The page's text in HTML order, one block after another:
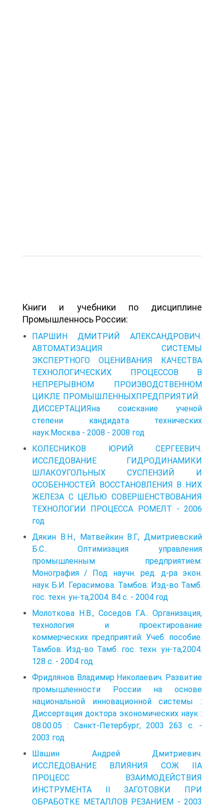
Книги и учебники по дисциплине
Промышленнось России:
ПАРШИН ДМИТРИЙ АЛЕКСАНДРОВИЧ.
АВТОМАТИЗАЦИЯ СИСТЕМЫ
ЭКСПЕРТНОГО ОЦЕНИВАНИЯ КАЧЕСТВА
ТЕХНОЛОГИЧЕСКИХ ПРОЦЕССОВ В
НЕПРЕРЫВНОМ ПРОИЗВОДСТВЕННОМ
ЦИКЛЕ ПРОМЫШЛЕННЫХПРЕДПРИЯТИЙ.
ДИССЕРТАЦИЯна соискание ученой
степени кандидата технических
наук.Москва - 2008 - 2008 год
КОЛЕСНИКОВ ЮРИЙ СЕРГЕЕВИЧ.
ИССЛЕДОВАНИЕ ГИДРОДИНАМИКИ
ШЛАКОУГОЛЬНЫХ СУСПЕНЗИЙ И
ОСОБЕННОСТЕЙ ВОССТАНОВЛЕНИЯ В НИХ
ЖЕЛЕЗА С ЦЕЛЬЮ СОВЕРШЕНСТВОВАНИЯ
ТЕХНОЛОГИИ ПРОЦЕССА РОМЕЛТ - 2006
год
Дякин В.Н., Матвейкин В.Г., Дмитриевский
Б.С.. Оптимизация управления
промышленным предприятием:
Монография / Под научн. ред. д-ра экон.
наук Б.И. Герасимова. Тамбов: Изд-во Тамб.
гос. техн. ун-та,2004. 84 с. - 2004 год
Молоткова Н.В., Соседов Г.А.. Организация,
технология и проектирование
коммерческих предприятий: Учеб. пособие.
Тамбов: Изд-во Тамб. гос. техн. ун-та,2004.
128 с. - 2004 год
Фридлянов Владимир Николаевич. Развитие
промышленности России на основе
национальной инновационной системы :
Диссертация доктора экономических наук :
08.00.05 : Санкт-Петербург, 2003 263 c. -
2003 год
Шашин Андрей Дмитриевич.
ИССЛЕДОВАНИЕ ВЛИЯНИЯ СОЖ IIA
ПРОЦЕСС ВЗАИМОДЕЙСТВИЯ
ИНСТРУМЕНТА II ЗАГОТОВКИ ПРИ
ОБРАБОТКЕ МЕТАЛЛОВ РЕЗАНИЕМ - 2003